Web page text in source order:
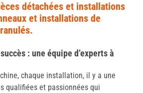
détachées et installations
et installations de
: une équipe d’experts à
chaque installation, il y a une
qualifiées et passionnées qui